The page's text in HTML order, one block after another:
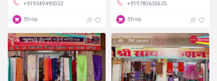
+919549495022
Shop
+919783635625
Shop
587 views 799 views